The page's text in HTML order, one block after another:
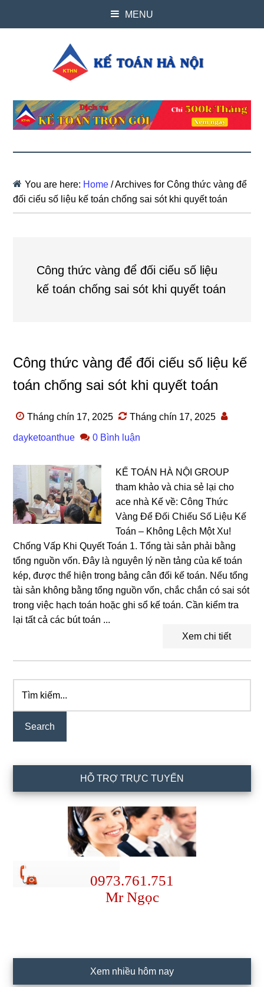
MENU
You are here: Home /Archives for Công thức vàng để
đối ciếu số liệu kế toán chống sai sót khi quyết toán
Công thức vàng để đối ciếu số liệu
kế toán chống sai sót khi quyết toán
Công thức vàng để đối ciếu số liệu kế
toán chống sai sót khi quyết toán
Tháng chín 17, 2025 Tháng chín 17, 2025
dayketoanthue 0 Bình luận
KẾ TOÁN HÀ NỘI GROUP
tham khảo và chia sẻ lại cho
ace nhà Kế về: Công Thức
Vàng Để Đối Chiếu Số Liệu Kế
Toán – Không Lệch Một Xu!
Chống Vấp Khi Quyết Toán 1. Tổng tài sản phải bằng
tổng nguồn vốn. Đây là nguyên lý nền tảng của kế toán
kép, được thể hiện trong bảng cân đối kế toán. Nếu tổng
tài sản không bằng tổng nguồn vốn, chắc chắn có sai sót
trong việc hạch toán hoặc ghi sổ kế toán. Cần kiểm tra
lại tất cả các bút toán ...
Xem chi tiết
Primary
Sidebar
kiếm...
HỖ TRỢ TRỰC TUYẾN
0973.761.751
Mr Ngọc
Xem nhiều hôm nay